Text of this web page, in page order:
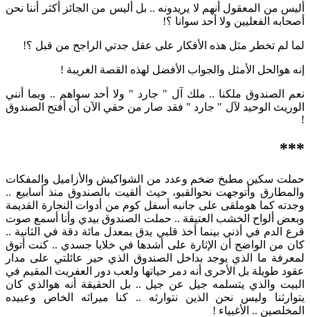
أليس من المعقول أنهم لا يريدونه .. بل أليس من الجائز أكثر أننا نحن
أصحابه الفعليين ولا أحد سوانا ؟!
لما لم تخطر مثل هذه الأفكار على عقل جدتي الراجح من قبل ؟!
إنه هوالحل الأمثل والجواب الأفضل لهذه القصة الغريبة !
نعم الصندوق ملكنا .. ملك آل " جارد " ولا أحد سواهم .. وبما أنني
الوريث الوحيد لآل " جارد " فقد صار من حقي الآن أن أفتح الصندوق
!
***
حملت سكين مطبخ ضخم وعدد من الشواكيش والأزاميل والمفكات
والمطارق وأتوجهت نحوالقبو، حيث ألقيت بالصندوق منذ أسابيع ..
وجدته كما هوملقى على جانبه أسفل كوم من أدوات النجارة القديمة
وبعض ألواح الخشب العتيقة .. حملت الصندوق بيدي وأنا أسمع صوت
قرع الدم في أذني بينما أخذ قلبي يدق بمعدل مائة دقة في الثانية ..
كان من الواضح أن الإثارة على أشدها في خلايا جسدي .. كنت أتوق
لمعرفة ما الذي يوجد بداخل الصندوق الذي حير عائلتي على مدار
عقود طويلة بل الأحرى أنه دمر حياتها ولعب دور العفريت المقيم في
البيت والذي يتسلمه جيل عن جيل .. بل الحقيقة أنه هوالذي كان
يتوارثنا وليس نحن الذين نتوارثه .. كنا ميراثه الخاص وعبيده
المخلصين .. الأغبياء !